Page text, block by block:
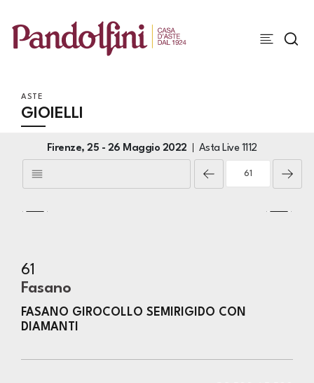
ASTE
GIOIELLI
Firenze, 25 - 26 Maggio 2022 Asta Live 1112
61
Fasano
FASANO GIROCOLLO SEMIRIGIDO CON
DIAMANTI